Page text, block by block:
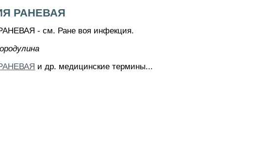
РАНЕВАЯ
- см. Ране воя инфекция.
и др. медицинские термины...